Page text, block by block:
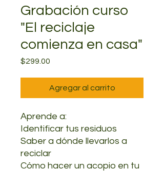
Grabación curso
"El reciclaje
comienza en casa"
$299.00
Agregar al carrito
Aprende a:
Identificar tus residuos
Saber a dónde llevarlos a
reciclar
Cómo hacer un acopio en tu